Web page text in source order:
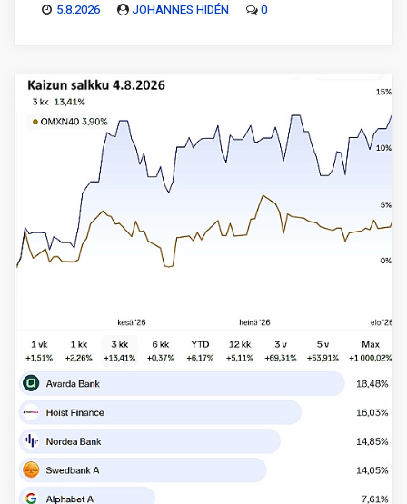
5.8.2026 JOHANNES HIDÉN 0